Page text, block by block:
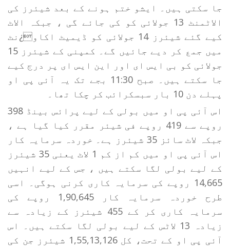
جا سکتی ہیں۔ ایشو ختم ہونے کے بعد شیئرز کی
الاٹمنٹ 13 جولائی کو کی جائے گی ، جبکہ الاٹ
کیے گئے شیئرز 14 جولائی کو ڈیمیٹ اکاو¿نٹ
میں جمع کر دیے جائیں گے۔ کمپنی کے شیئرز 15
جولائی کو بی ایس ای اور این ایس ای پر درج کیے
جا سکتے ہیں۔ صبح 11:30 بجے تک یہ آئی پی او
پہلے دن 10 بار سبسکرائب کر چکا تھا۔
اس آئی پی او میں بولی کے لیے پرائس بینڈ 398
روپے سے 419 روپے فی شیئر مقرر کیا گیا ہے ،
جبکہ لاٹ سائز 35 شیئرز ہے۔ خوردہ سرمایہ کار
اس آئی پی او میں کم از کم 1 لاٹ یعنی 35 شیئرز
کے لیے بولی لگا سکتے ہیں ، جس کے لیے انہیں
14,665 روپے کی سرمایہ کاری کرنی ہوگی۔ اسی
طرح خوردہ سرمایہ کار 1,90,645 روپے کی
سرمایہ کاری کر کے 455 شیئرز کے زیادہ سے
زیادہ 13 لاٹس کے لیے بولی لگا سکتے ہیں۔ اس
آئی پی او کے تحت، کل 1,55,13,126 شیئرز جن کی